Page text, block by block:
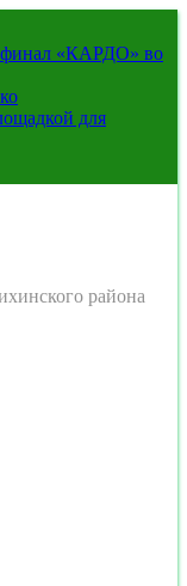
финал «КАРДО» во
для
района